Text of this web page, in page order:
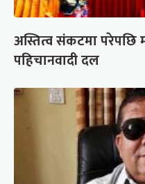
अस्तित्व संकटमा परेपछि
पहिचानवादी दल